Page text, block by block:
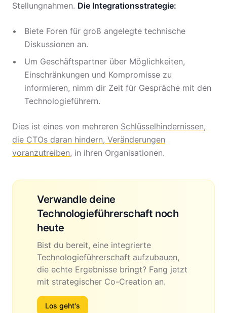
Stellungnahmen. Die Integrationsstrategie:
Biete Foren für groß angelegte technische
Diskussionen an.
Um Geschäftspartner über Möglichkeiten,
Einschränkungen und Kompromisse zu
informieren, nimm dir Zeit für Gespräche mit den
Technologieführern.
Dies ist eines von mehreren Schlüsselhindernissen,
die CTOs daran hindern, Veränderungen
voranzutreiben, in ihren Organisationen.
Verwandle deine
Technologieführerschaft noch
heute
Bist du bereit, eine integrierte
Technologieführerschaft aufzubauen,
die echte Ergebnisse bringt? Fang jetzt
mit strategischer Co-Creation an.
Los geht's